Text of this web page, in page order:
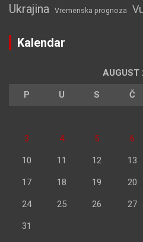
Ukrajina Vremenska prognoza
Kalendar
AUGUST
P U S Č
3 4 5 6
10 11 12 13
17 18 19 20
24 25 26 27
31